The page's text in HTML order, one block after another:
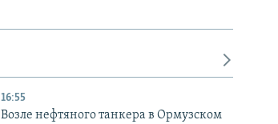
16:55
Возле нефтяного танкера в Ормузском